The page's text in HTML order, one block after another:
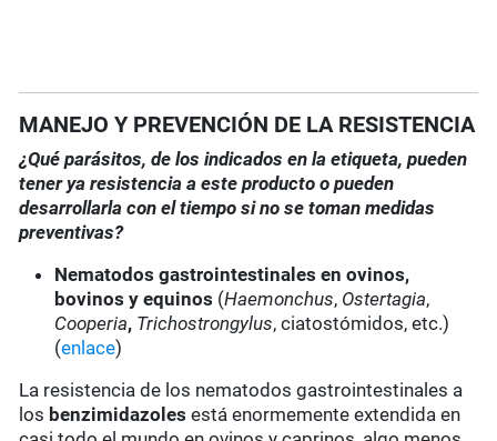
MANEJO Y PREVENCIÓN DE LA RESISTENCIA
¿Qué parásitos, de los indicados en la etiqueta, pueden
tener ya resistencia a este producto o pueden
desarrollarla con el tiempo si no se toman medidas
preventivas?
Nematodos gastrointestinales en ovinos,
bovinos y equinos (Haemonchus, Ostertagia,
Cooperia, Trichostrongylus, ciatostómidos, etc.)
(enlace)
La resistencia de los nematodos gastrointestinales a
los benzimidazoles está enormemente extendida en